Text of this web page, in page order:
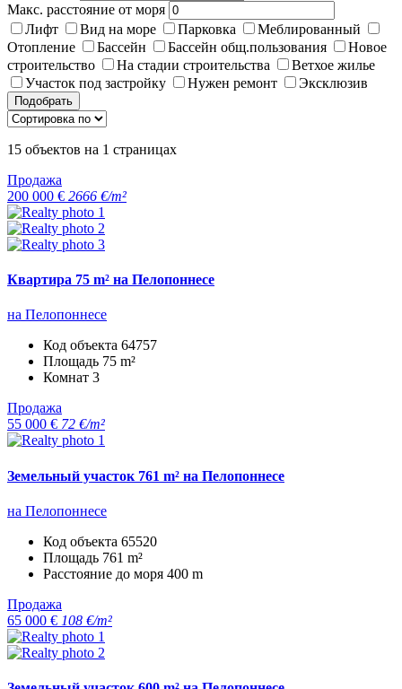
Макс. расстояние от моря
Лифт
Вид на море Парковка
Меблированный
Отопление
Бассейн Бассейн общ.пользования
Новое
строительство
На стадии строительства
Ветхое жилье
Участок под застройку
Нужен ремонт Эксклюзив
Подобрать
15 объектов на 1 страницах
Продажа
200 000 € 2666 €/m²
Квартира 75 m² на Пелопоннесе
на Пелопоннесе
Код объекта 64757
Площадь 75 m²
Комнат 3
Продажа
55 000 € 72 €/m²
Земельный участок 761 m² на Пелопоннесе
на Пелопоннесе
Код объекта 65520
Площадь 761 m²
Расстояние до моря 400 m
Продажа
65 000 € 108 €/m²